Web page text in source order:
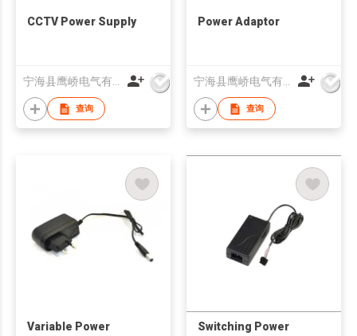
CCTV Power Supply
宁海县鹰峤电气有限公司
查询
Power Adaptor
宁海县鹰峤电气有限公司
查询
Variable Power Switching Power